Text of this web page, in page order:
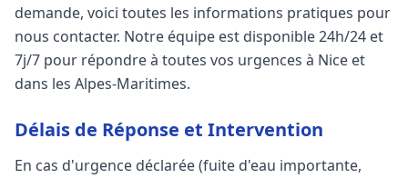
demande, voici toutes les informations pratiques pour
nous contacter. Notre équipe est disponible 24h/24 et
7j/7 pour répondre à toutes vos urgences à Nice et
dans les Alpes-Maritimes.
Délais de Réponse et Intervention
En cas d'urgence déclarée (fuite d'eau importante,